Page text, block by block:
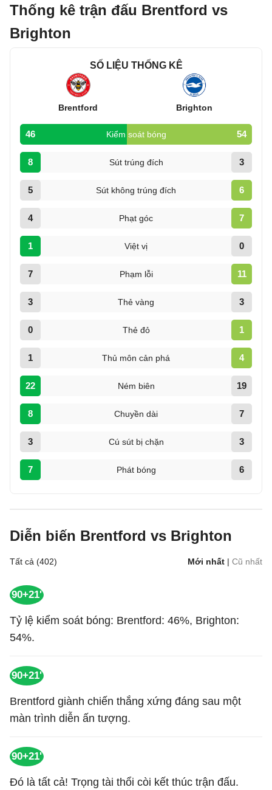
Thống kê trận đấu Brentford vs
Brighton
SỐ LIỆU THỐNG KÊ
Brentford Brighton
46 Kiểm soát bóng 54
8 Sút trúng đích 3
5 Sút không trúng đích 6
4 Phạt góc 7
1 Việt vị 0
7 Phạm lỗi 11
3 Thẻ vàng 3
0 Thẻ đỏ 1
1 Thủ môn cản phá 4
22 Ném biên 19
8 Chuyền dài 7
3 Cú sút bị chặn 3
7 Phát bóng 6
Diễn biến Brentford vs Brighton
Tất cả (402) Mới nhất | Cũ nhất
90+21'
Tỷ lệ kiểm soát bóng: Brentford: 46%, Brighton:
54%.
90+21'
Brentford giành chiến thắng xứng đáng sau một
màn trình diễn ấn tượng.
90+21'
Đó là tất cả! Trọng tài thổi còi kết thúc trận đấu.